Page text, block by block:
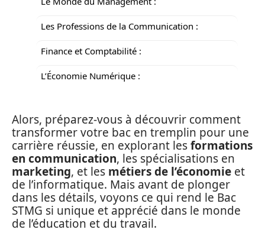
Les Professions de la Communication :
Finance et Comptabilité :
L’Économie Numérique :
Alors, préparez-vous à découvrir comment
transformer votre bac en tremplin pour une
carrière réussie, en explorant lesformations
en communication, les spécialisations en
marketing, et les métiers de l’économie et
de l’informatique. Mais avant de plonger
dans les détails, voyons ce qui rend le Bac
STMG si unique et apprécié dans le monde
de l’éducation et du travail.